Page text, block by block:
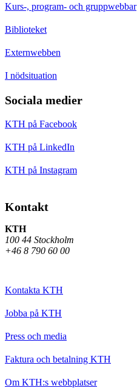
Kurs-, program- och gruppwebbar
Biblioteket
Externwebben
I nödsituation
Sociala medier
KTH på Facebook
KTH på LinkedIn
KTH på Instagram
Kontakt
KTH
100 44 Stockholm
+46 8 790 60 00
Kontakta KTH
Jobba på KTH
Press och media
Faktura och betalning KTH
Om KTH:s webbplatser